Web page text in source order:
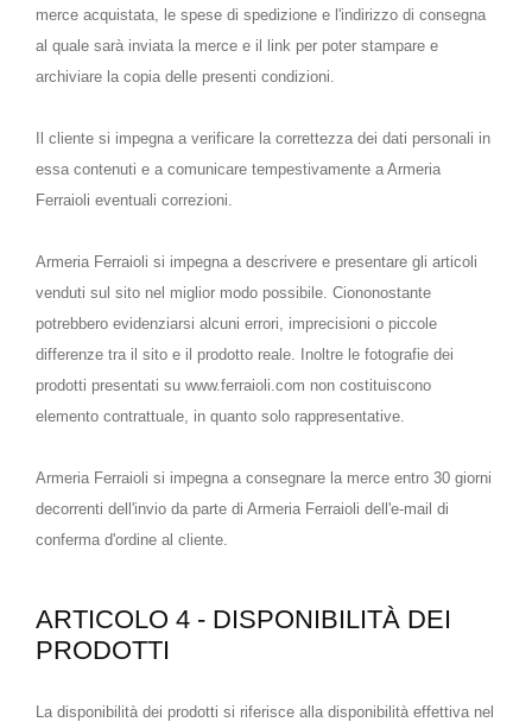
merce acquistata, le spese di spedizione e l'indirizzo di consegna
al quale sarà inviata la merce e il link per poter stampare e
archiviare la copia delle presenti condizioni.
Il cliente si impegna a verificare la correttezza dei dati personali in
essa contenuti e a comunicare tempestivamente a Armeria
Ferraioli eventuali correzioni.
Armeria Ferraioli si impegna a descrivere e presentare gli articoli
venduti sul sito nel miglior modo possibile. Ciononostante
potrebbero evidenziarsi alcuni errori, imprecisioni o piccole
differenze tra il sito e il prodotto reale. Inoltre le fotografie dei
prodotti presentati su www.ferraioli.com non costituiscono
elemento contrattuale, in quanto solo rappresentative.
Armeria Ferraioli si impegna a consegnare la merce entro 30 giorni
decorrenti dell'invio da parte di Armeria Ferraioli dell'e-mail di
conferma d'ordine al cliente.
ARTICOLO 4 - DISPONIBILITÀ DEI
PRODOTTI
La disponibilità dei prodotti si riferisce alla disponibilità effettiva nel